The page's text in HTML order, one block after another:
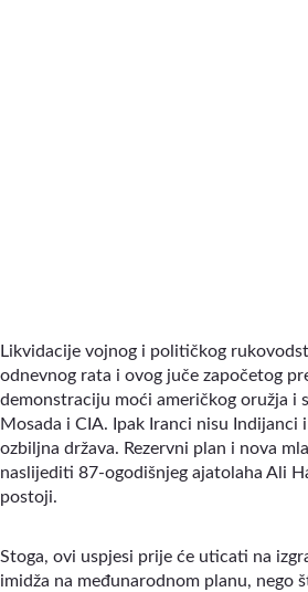
Likvidacije vojnog i političkog
odnevnog rata i ovog juče započetog
demonstraciju moći američkog oružja i
Mosada i CIA. Ipak Iranci nisu Indijanci
ozbiljna država. Rezervni plan i nova
naslijediti 87-ogodišnjeg ajatolaha Ali
postoji.
Stoga, ovi uspjesi prije će uticati na
imidža na međunarodnom planu, nego